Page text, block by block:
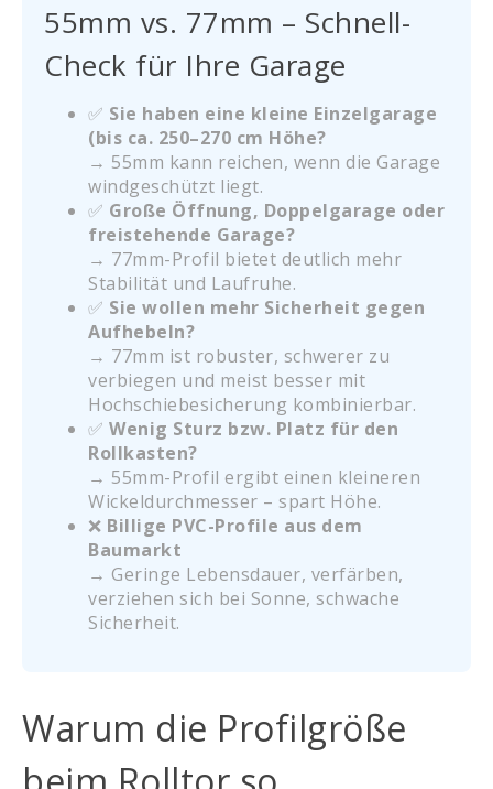
55mm vs. 77mm – Schnell-
Check für Ihre Garage
✅ Sie haben eine kleine Einzelgarage
(bis ca. 250–270 cm Höhe?
→ 55mm kann reichen, wenn die Garage
windgeschützt liegt.
✅ Große Öffnung, Doppelgarage oder
freistehende Garage?
→ 77mm-Profil bietet deutlich mehr
Stabilität und Laufruhe.
✅ Sie wollen mehr Sicherheit gegen
Aufhebeln?
→ 77mm ist robuster, schwerer zu
verbiegen und meist besser mit
Hochschiebesicherung kombinierbar.
✅ Wenig Sturz bzw. Platz für den
Rollkasten?
→ 55mm-Profil ergibt einen kleineren
Wickeldurchmesser – spart Höhe.
❌ Billige PVC-Profile aus dem
Baumarkt
→ Geringe Lebensdauer, verfärben,
verziehen sich bei Sonne, schwache
Sicherheit.
Warum die Profilgröße